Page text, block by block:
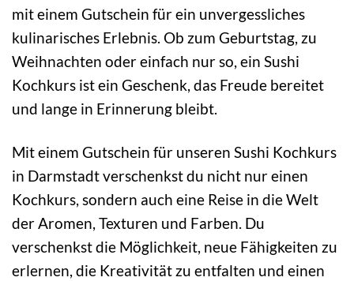
mit einem Gutschein für ein unvergessliches
kulinarisches Erlebnis. Ob zum Geburtstag, zu
Weihnachten oder einfach nur so, ein Sushi
Kochkurs ist ein Geschenk, das Freude bereitet
und lange in Erinnerung bleibt.
Mit einem Gutschein für unseren Sushi Kochkurs
in Darmstadt verschenkst du nicht nur einen
Kochkurs, sondern auch eine Reise in die Welt
der Aromen, Texturen und Farben. Du
verschenkst die Möglichkeit, neue Fähigkeiten zu
erlernen, die Kreativität zu entfalten und einen